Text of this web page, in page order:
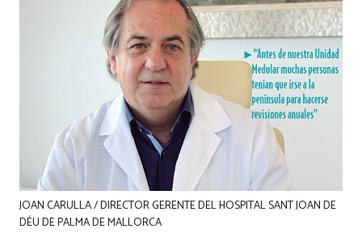
JOAN CARULLA / DIRECTOR GERENTE DEL HOSPITAL SANT JOAN DE
DÉU DE PALMA DE MALLORCA